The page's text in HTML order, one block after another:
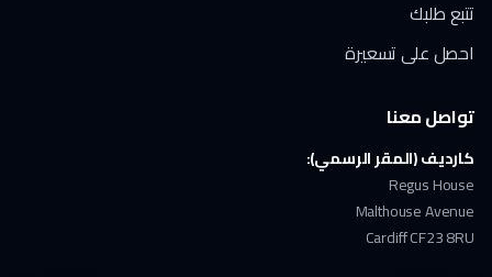
تتبع طلبك
احصل على تسعيرة
تواصل معنا
كارديف (المقر الرسمي):
Regus House
Malthouse Avenue
Cardiff CF23 8RU